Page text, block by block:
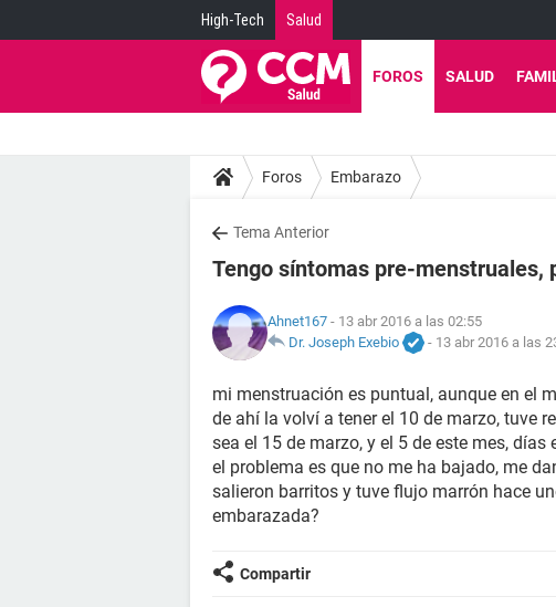
High-Tech Salud
FOROS SALUD
Foros Embarazo
Tema Anterior
Tengo síntomas pre-menstruales,
Ahnet167 - 13 abr 2016 a las 02:55
Dr. Joseph Exebio
- 13 abr 2016 a las
mi menstruación es puntual, aunque en el
de ahí la volví a tener el 10 de marzo, tuve
sea el 15 de marzo, y el 5 de este mes,
el problema es que no me ha bajado, me
salieron barritos y tuve flujo marrón hace
embarazada?
Compartir